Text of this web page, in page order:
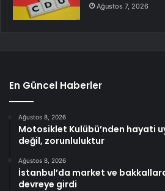
Ağustos 7, 2026
En Güncel Haberler
Ağustos 8, 2026
Motosiklet Kulübü’nden hayati
değil, zorunluluktur
Ağustos 8, 2026
İstanbul’da market ve
devreye girdi